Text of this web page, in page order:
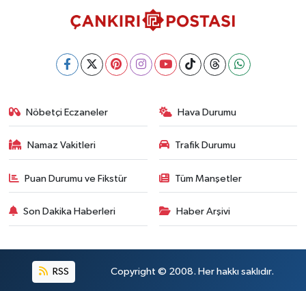
Nöbetçi Eczaneler Hava Durumu
Namaz Vakitleri Trafik Durumu
Puan Durumu ve Fikstür Tüm Manşetler
Son Dakika Haberleri Haber Arşivi
RSS Copyright © 2008. Her hakkı saklıdır.